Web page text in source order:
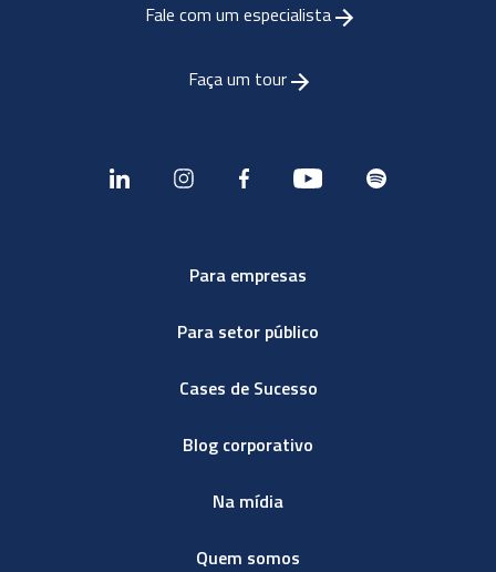
Fale com um especialista
Faça um tour
Para empresas
Para setor público
Cases de Sucesso
Blog corporativo
Na mídia
Quem somos